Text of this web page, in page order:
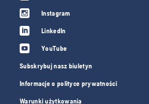
Instagram
LinkedIn
YouTube
Subskrybuj nasz biuletyn
Informacje o polityce prywatności
Warunki użytkowania